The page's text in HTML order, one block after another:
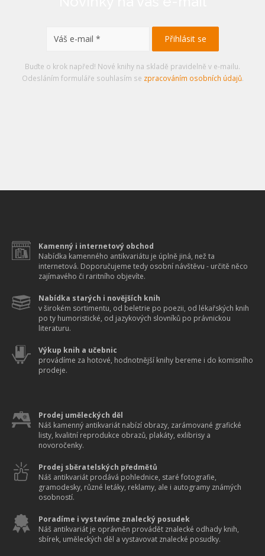
Buďte o krok napřed! Nové knihy na skladě pravidelně v e-mailu.
Odesláním formuláře souhlasím se zpracováním osobních údajů.
Kamenný i internetový obchod
Nabídka kamenného antikvariátu je úplně jiná, než ta
internetová. Doporučujeme tedy osobní návštěvu - určitě něco
zajímavého či raritního objevíte.
Nabídka starých i novějších knih
v širokém sortimentu, od beletrie po poezii, od lékařských knih
po ty humoristické, od jazykových slovníků po právnickou
literaturu.
Výkup knih a učebnic
provádíme za hotové, hodnotnější knihy bereme i do komisního
prodeje.
Prodej uměleckých děl
Náš kamenný antikvariát nabízí obrazy, zarámované grafické
listy, kvalitní reprodukce obrazů, plakáty, exlibrisy a
novoročenky.
Prodej sběratelských předmětů
Náš antikvariát prodává pohlednice, staré fotografie,
gramodesky, různé letáky, reklamy, ale i autogramy známých
osobností.
Poradíme i vystavíme znalecký posudek
Náš antikvariát je oprávněn provádět znalecké odhady knih,
sbírek, uměleckých děl a vystavovat znalecké posudky.